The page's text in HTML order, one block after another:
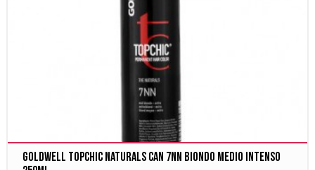
Goldwell Topchic Naturals Can 7NN Biondo Medio Intenso